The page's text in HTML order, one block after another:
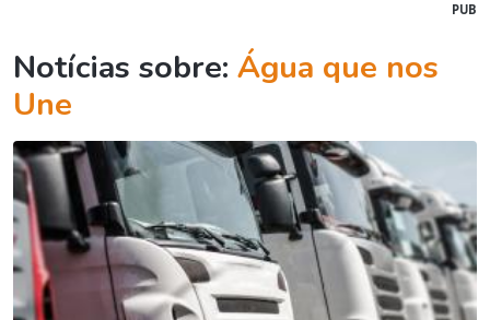
PUB
Notícias sobre: Água que nos
Une